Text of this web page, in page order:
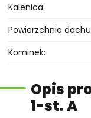
Kalenica
Powierzchnia dachu
Kominek
Opis
1-st. A